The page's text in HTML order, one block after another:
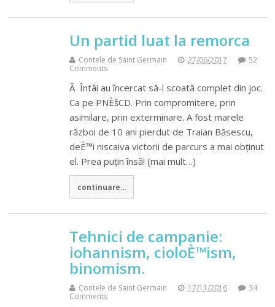
Un partid luat la remorca
Contele de Saint Germain 27/06/2017
52
Comments
Â Întâi au încercat să-l scoată complet din joc.
Ca pe PNÈšCD. Prin compromitere, prin
asimilare, prin exterminare. A fost marele
război de 10 ani pierdut de Traian Băsescu,
deÈ™i niscaiva victorii de parcurs a mai obținut
el. Prea puțin însă! (mai mult…)
continuare...
Tehnici de campanie:
iohannism, cioloÈ™ism,
binomism.
Contele de Saint Germain 17/11/2016
34
Comments